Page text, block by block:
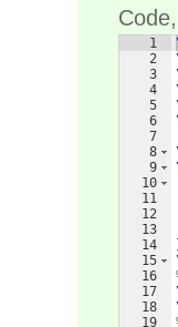
1
2
3
4
5
6
7
8
9
10
11
12
13
14
15
16
17
18
19